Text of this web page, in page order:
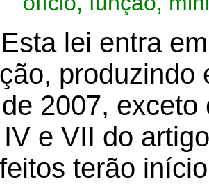
Esta lei entra
produzindo
2007,
e VII do
terão